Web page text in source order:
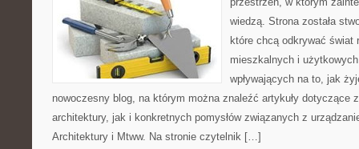
wiedzą. Strona została
które chcą odkrywać świat
mieszkalnych i
wpływających na to, jak
nowoczesny blog, na którym można znaleźć artykuły dotyczące
architektury, jak i konkretnych pomysłów związanych z
Architektury i Mtww. Na stronie czytelnik […]